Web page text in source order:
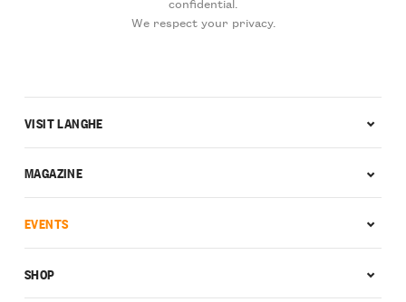
We respect your privacy.
VISIT LANGHE
MAGAZINE
EVENTS
SHOP